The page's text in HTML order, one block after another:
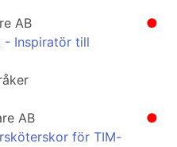
●
AB
- Inspiratör till
●
AB
för TIM-